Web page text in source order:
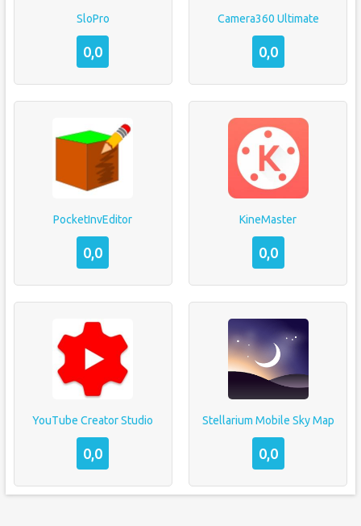
SloPro
0,0
Camera360 Ultimate
0,0
PocketInvEditor
0,0
KineMaster
0,0
YouTube Creator Studio
0,0
Stellarium Mobile Sky Map
0,0